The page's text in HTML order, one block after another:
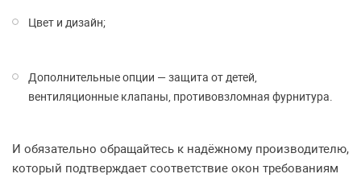
Цвет и дизайн;
Дополнительные опции — защита от детей,
вентиляционные клапаны, противовзломная фурнитура.
И обязательно обращайтесь к надёжному производителю,
который подтверждает соответствие окон требованиям